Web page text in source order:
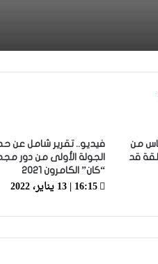
من
قد
فيديو.. تقرير شامل عن
الجولة الأولى من دور
“كان” الكامرون 2021
16:15 | 13 يناير، 2022